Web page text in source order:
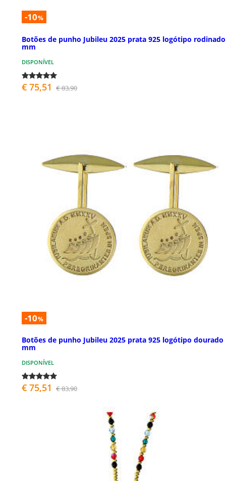
-10%
Botões de punho Jubileu 2025 prata 925 logótipo
mm
DISPONÍVEL
€ 75,51 € 83,90
-10%
Botões de punho Jubileu 2025 prata 925 logótipo dourado
mm
DISPONÍVEL
€ 75,51 € 83,90